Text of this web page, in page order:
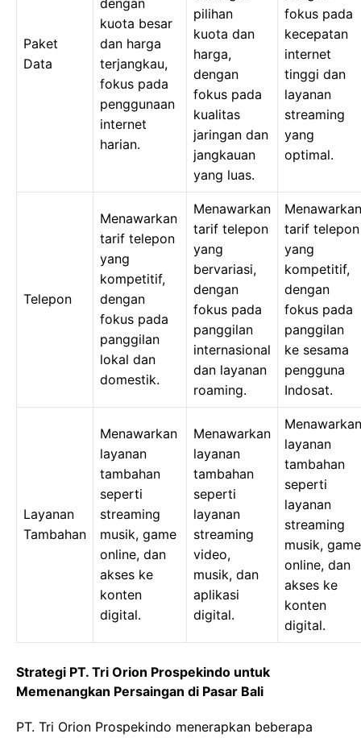
Paket
Data
dengan
kuota besar
dan harga
terjangkau,
fokus pada
penggunaan
internet
harian.
pilihan
kuota dan
harga,
dengan
fokus pada
kualitas
jaringan dan
jangkauan
yang luas.
fokus pada
kecepatan
internet
tinggi dan
layanan
streaming
yang
optimal.
Telepon
Menawarkan
tarif telepon
yang
kompetitif,
dengan
fokus pada
panggilan
lokal dan
domestik.
Menawarkan
tarif telepon
yang
bervariasi,
dengan
fokus pada
panggilan
internasional
dan layanan
roaming.
Menawarkan
tarif telepon
yang
kompetitif,
dengan
fokus pada
panggilan
ke sesama
pengguna
Indosat.
Layanan
Tambahan
Menawarkan
layanan
tambahan
seperti
streaming
musik, game
online, dan
akses ke
konten
digital.
Menawarkan
layanan
tambahan
seperti
layanan
streaming
video,
musik, dan
aplikasi
digital.
Menawarkan
layanan
tambahan
seperti
layanan
streaming
musik, game
online, dan
akses ke
konten
digital.
Strategi PT. Tri Orion Prospekindo untuk
Memenangkan Persaingan di Pasar Bali
PT. Tri Orion Prospekindo menerapkan beberapa